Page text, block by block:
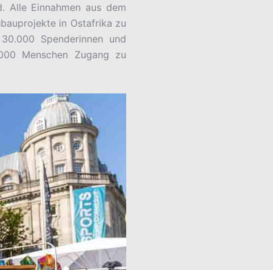
Alle Einnahmen aus dem
in Ostafrika zu
Spenderinnen und
Menschen Zugang zu